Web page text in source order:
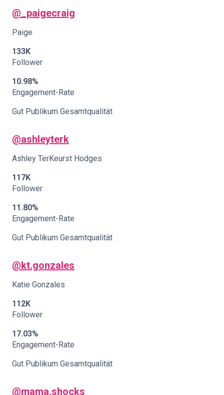
@_paigecraig
Paige
133K
Follower
10.98%
Engagement-Rate
Gut Publikum Gesamtqualität
@ashleyterk
Ashley TerKeurst Hodges
117K
Follower
11.80%
Engagement-Rate
Gut Publikum Gesamtqualität
@kt.gonzales
Katie Gonzales
112K
Follower
17.03%
Engagement-Rate
Gut Publikum Gesamtqualität
@mama.shocks